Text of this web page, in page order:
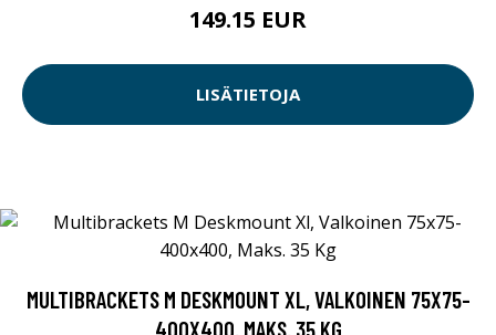
149.15 EUR
LISÄTIETOJA
MULTIBRACKETS M DESKMOUNT XL, VALKOINEN 75X75-
400X400, MAKS. 35 KG